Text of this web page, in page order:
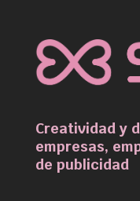
Creatividad y
empresas,
de publicidad